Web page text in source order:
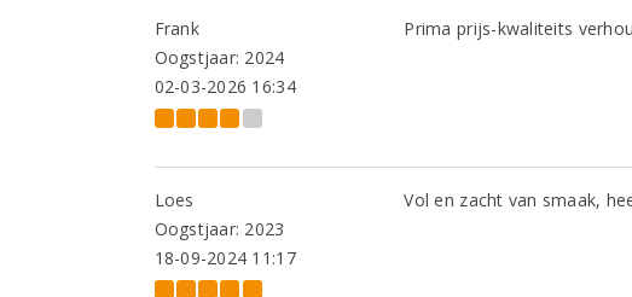
Frank
Oogstjaar: 2024
02-03-2026 16:34
Prima prijs-kwaliteits
Loes
Oogstjaar: 2023
18-09-2024 11:17
Vol en zacht van smaak,